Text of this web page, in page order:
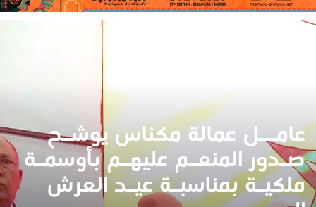
عامــل عمالة مكناس يوشـح
صـدور المنعـم عليهـم بأوسمـة
ملكيـة بمناسبـة عيـد العرش